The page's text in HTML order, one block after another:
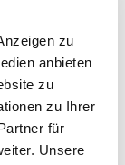
zu
anbieten
zu
zu Ihrer
für
Unsere